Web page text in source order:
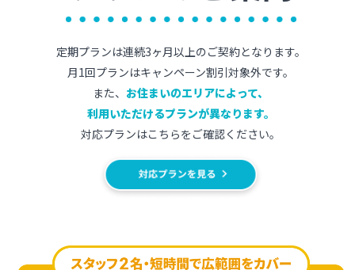
定期プランは連続3ヶ月以上のご契約となります。
月1回プランはキャンペーン割引対象外です。
また、 お住まいのエリアによって、
利用いただけるプランが異なります。
対応プランはこちらをご確認ください。